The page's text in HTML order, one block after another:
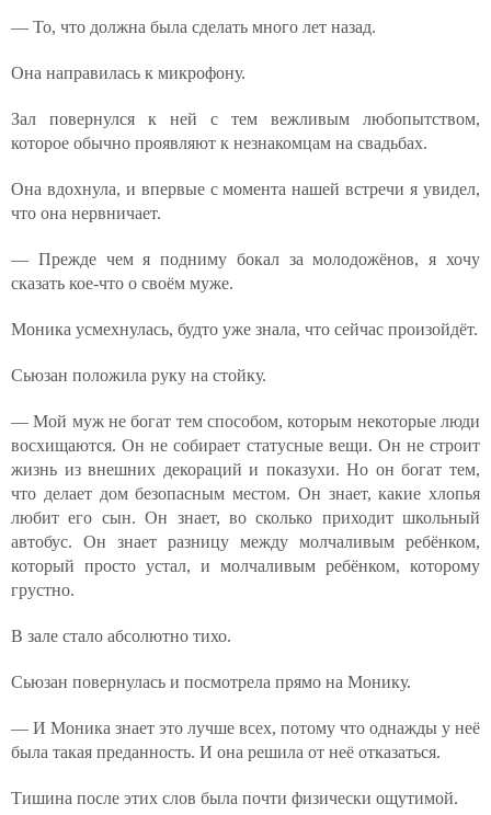
— То, что должна была сделать много лет назад.
Она направилась к микрофону.
Зал повернулся к ней с тем вежливым любопытством,
которое обычно проявляют к незнакомцам на свадьбах.
Она вдохнула, и впервые с момента нашей встречи я увидел,
что она нервничает.
— Прежде чем я подниму бокал за молодожёнов, я хочу
сказать кое-что о своём муже.
Моника усмехнулась, будто уже знала, что сейчас произойдёт.
Сьюзан положила руку на стойку.
— Мой муж не богат тем способом, которым некоторые люди
восхищаются. Он не собирает статусные вещи. Он не строит
жизнь из внешних декораций и показухи. Но он богат тем,
что делает дом безопасным местом. Он знает, какие хлопья
любит его сын. Он знает, во сколько приходит школьный
автобус. Он знает разницу между молчаливым ребёнком,
который просто устал, и молчаливым ребёнком, которому
грустно.
В зале стало абсолютно тихо.
Сьюзан повернулась и посмотрела прямо на Монику.
— И Моника знает это лучше всех, потому что однажды у неё
была такая преданность. И она решила от неё отказаться.
Тишина после этих слов была почти физически ощутимой.